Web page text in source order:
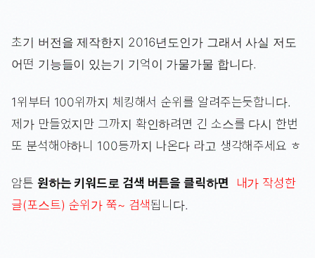
초기 버전을 제작한지 2016년도인가 그래서 사실 저도
어떤 기능들이 있는기 기억이 가물가물 합니다.
1위부터 100위까지 체킹해서 순위를 알려주는듯합니다.
제가 만들었지만 그까지 확인하려면 긴 소스를 다시 한번
또 분석해야하니 100등까지 나온다 라고 생각해주세요 ㅎ
암튼 원하는 키워드로 검색 버튼을 클릭하면 내가 작성한
글(포스트) 순위가 쭉~ 검색됩니다.